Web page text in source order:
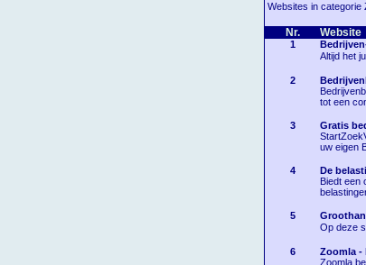
Websites in categorie
Nr. Website
1
Altijd het
2
tot een
3 Gratis
uw eigen
4 De
Biedt een
5
Op deze
6 Zoomla -
Zoomla